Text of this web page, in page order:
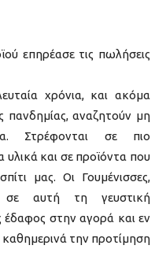
επηρέασε τις πωλήσεις
χρόνια, και ακόμα
πανδημίας, αναζητούν μη
Στρέφονται σε πιο
υλικά και σε προϊόντα που
μας. Οι Γουμένισσες,
σε αυτή τη γευστική
έδαφος στην αγορά και εν
την προτίμηση